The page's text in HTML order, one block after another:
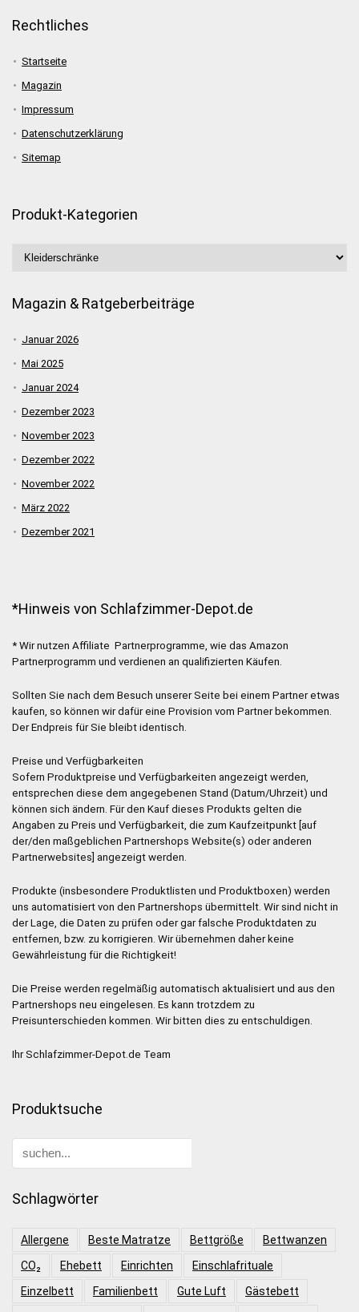
Rechtliches
Startseite
Magazin
Impressum
Datenschutzerklärung
Sitemap
Produkt-Kategorien
Magazin & Ratgeberbeiträge
Januar 2026
Mai 2025
Januar 2024
Dezember 2023
November 2023
Dezember 2022
November 2022
März 2022
Dezember 2021
*Hinweis von Schlafzimmer-Depot.de
* Wir nutzen Affiliate Partnerprogramme, wie das Amazon
Partnerprogramm und verdienen an qualifizierten Käufen.
Sollten Sie nach dem Besuch unserer Seite bei einem Partner etwas
kaufen, so können wir dafür eine Provision vom Partner bekommen.
Der Endpreis für Sie bleibt identisch.
Preise und Verfügbarkeiten
Sofern Produktpreise und Verfügbarkeiten angezeigt werden,
entsprechen diese dem angegebenen Stand (Datum/Uhrzeit) und
können sich ändern. Für den Kauf dieses Produkts gelten die
Angaben zu Preis und Verfügbarkeit, die zum Kaufzeitpunkt [auf
der/den maßgeblichen Partnershops Website(s) oder anderen
Partnerwebsites] angezeigt werden.
Produkte (insbesondere Produktlisten und Produktboxen) werden
uns automatisiert von den Partnershops übermittelt. Wir sind nicht in
der Lage, die Daten zu prüfen oder gar falsche Produktdaten zu
entfernen, bzw. zu korrigieren. Wir übernehmen daher keine
Gewährleistung für die Richtigkeit!
Die Preise werden regelmäßig automatisch aktualisiert und aus den
Partnershops neu eingelesen. Es kann trotzdem zu
Preisunterschieden kommen. Wir bitten dies zu entschuldigen.
Ihr Schlafzimmer-Depot.de Team
Produktsuche
Schlagwörter
Allergene Beste Matratze Bettgröße
Bettwanzen
CO₂
Ehebett Einrichten
Einschlafrituale
Einzelbett
Familienbett Gute Luft
Gästebett